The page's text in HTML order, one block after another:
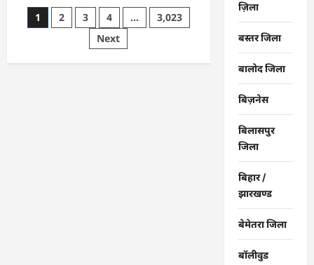
CG
:
गंगरेल
क्षेत्र
Posts
1 2 3 4 …
3,023
Next
ज़िला
बस्तर जिला
बालोद जिला
बिज़नेस
बिलासपुर
जिला
बिहार /
झारखण्ड
बेमेतरा जिला
बॉलीवुड